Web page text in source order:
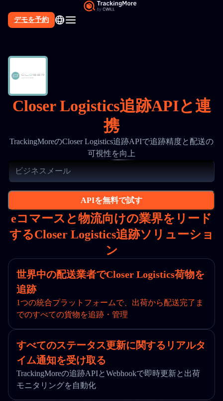
デモを予約
Closer Logistics追跡APIと連
携
TrackingMoreのCloser Logistics追跡APIで追跡精度と配送の
可視性を向上
APIを無料で試す
eコマースと物流向けの業界をリード
するCloser Logistics追跡ソリューショ
ン
世界中の配送業者でCloser Logistics荷物を
追跡
1つの統合プラットフォームで、出荷から配送完了ま
でのすべての貨物を追跡・管理
すべてのステータス更新に関するリアルタ
イム通知を受け取る
TrackingMoreの追跡APIとWebhookで即時更新と出荷
モニタリングを自動化